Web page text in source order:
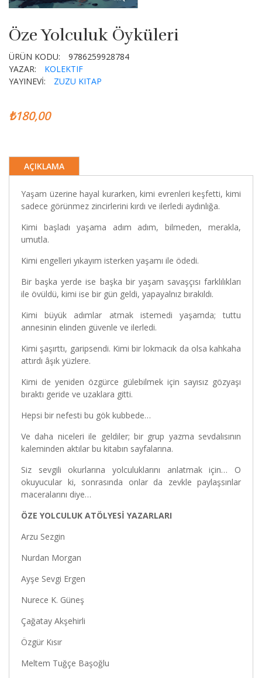
Öze Yolculuk Öyküleri
ÜRÜN KODU:
9786259928784
YAZAR:
KOLEKTIF
YAYINEVİ:
ZUZU KITAP
₺180,00
AÇIKLAMA
Yaşam üzerine hayal kurarken, kimi evrenleri keşfetti, kimi
sadece görünmez zincirlerini kırdı ve ilerledi aydınlığa.
Kimi başladı yaşama adım adım, bilmeden, merakla,
umutla.
Kimi engelleri yıkayım isterken yaşamı ile ödedi.
Bir başka yerde ise başka bir yaşam savaşçısı farklılıkları
ile övüldü, kimi ise bir gün geldi, yapayalnız bırakıldı.
Kimi büyük adımlar atmak istemedi yaşamda; tuttu
annesinin elinden güvenle ve ilerledi.
Kimi şaşırttı, garipsendi. Kimi bir lokmacık da olsa kahkaha
attırdı âşık yüzlere.
Kimi de yeniden özgürce gülebilmek için sayısız gözyaşı
bıraktı geride ve uzaklara gitti.
Hepsi bir nefesti bu gök kubbede…
Ve daha niceleri ile geldiler; bir grup yazma sevdalısının
kaleminden aktılar bu kitabın sayfalarına.
Siz sevgili okurlarına yolculuklarını anlatmak için… O
okuyucular ki, sonrasında onlar da zevkle paylaşsınlar
maceralarını diye…
ÖZE YOLCULUK ATÖLYESİ YAZARLARI
Arzu Sezgin
Nurdan Morgan
Ayşe Sevgi Ergen
Nurece K. Güneş
Çağatay Akşehirli
Özgür Kısır
Meltem Tuğçe Başoğlu